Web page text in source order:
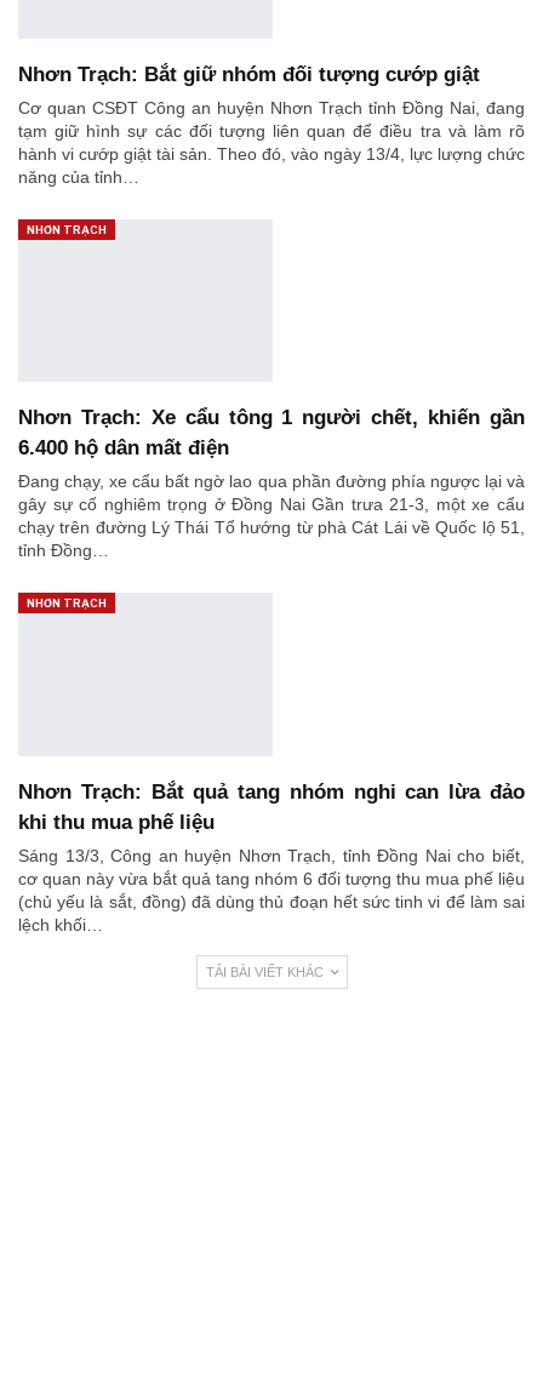
Nhơn Trạch: Bắt giữ nhóm đối tượng cướp giật
Cơ quan CSĐT Công an huyện Nhơn Trạch tỉnh Đồng Nai, đang
tạm giữ hình sự các đối tượng liên quan để điều tra và làm rõ
hành vi cướp giật tài sản. Theo đó, vào ngày 13/4, lực lượng chức
năng của tỉnh…
NHƠN TRẠCH
Nhơn Trạch: Xe cẩu tông 1 người chết, khiến gần
6.400 hộ dân mất điện
Đang chạy, xe cẩu bất ngờ lao qua phần đường phía ngược lại và
gây sự cố nghiêm trọng ở Đồng Nai Gần trưa 21-3, một xe cẩu
chạy trên đường Lý Thái Tổ hướng từ phà Cát Lái về Quốc lộ 51,
tỉnh Đồng…
NHƠN TRẠCH
Nhơn Trạch: Bắt quả tang nhóm nghi can lừa đảo
khi thu mua phế liệu
Sáng 13/3, Công an huyện Nhơn Trạch, tỉnh Đồng Nai cho biết,
cơ quan này vừa bắt quả tang nhóm 6 đối tượng thu mua phế liệu
(chủ yếu là sắt, đồng) đã dùng thủ đoạn hết sức tinh vi để làm sai
lệch khối…
TẢI BÀI VIẾT KHÁC